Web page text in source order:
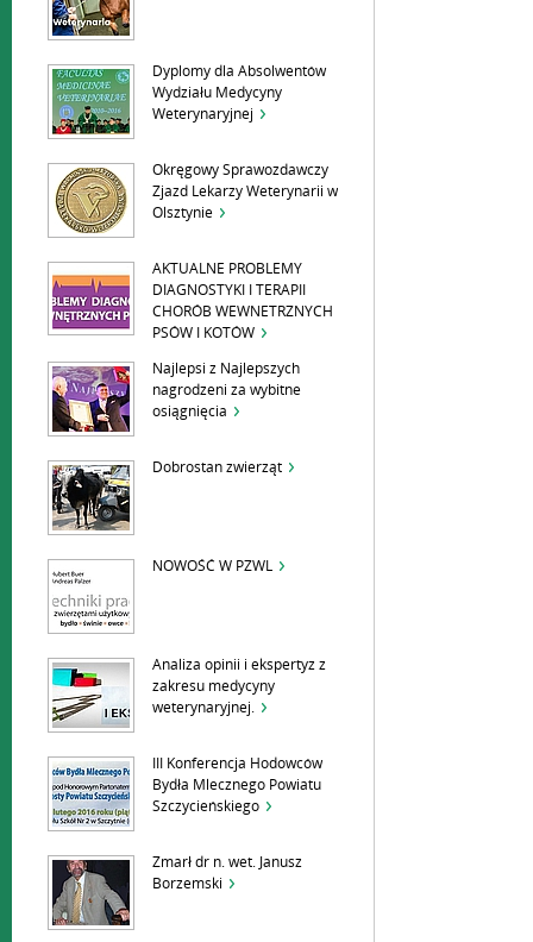
Dyplomy dla Absolwentów
Wydziału Medycyny
Weterynaryjnej
Okręgowy Sprawozdawczy
Zjazd Lekarzy Weterynarii w
Olsztynie
AKTUALNE PROBLEMY
DIAGNOSTYKI I TERAPII
CHORÓB WEWNETRZNYCH
PSÓW I KOTÓW
Najlepsi z Najlepszych
nagrodzeni za wybitne
osiągnięcia
Dobrostan zwierząt
NOWOŚĆ W PZWL
Analiza opinii i ekspertyz z
zakresu medycyny
weterynaryjnej.
III Konferencja Hodowców
Bydła Mlecznego Powiatu
Szczycieńskiego
Zmarł dr n. wet. Janusz
Borzemski